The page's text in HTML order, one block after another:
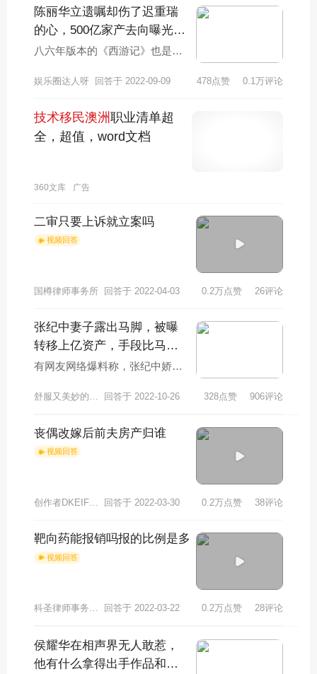
陈丽华立遗嘱却伤了迟重瑞
的心，500亿家产去向曝光，
究竟怎么了？
八六年版本的《西游记》也是很
为了经典。在当时出演《西游
娱乐圈达人呀 回答于 2022-09-09 478点赞 0.1万评论
技术移民澳洲职业清单超
全，超值，word文档
360文库 广告
二审只要上诉就立案吗
视频回答
国樽律师事务所 回答于 2022-04-03 0.2万点赞 26评论
张纪中妻子露出马脚，被曝
转移上亿资产，手段比马蓉
还要卑劣，咋回事？
有网友网络爆料称，张纪中娇妻
纪中的个人相关财产。该网友爆
舒服又美妙的菠萝蜜p 回答于 2022-10-26 328点赞 906评论
丧偶改嫁后前夫房产归谁
视频回答
创作者DKEIFHCB2312 回答于 2022-03-30 0.2万点赞 38评论
靶向药能报销吗报的比例是多
视频回答
科圣律师事务所谢律师 回答于 2022-03-22 0.2万点赞 28评论
侯耀华在相声界无人敢惹，
他有什么拿得出手作品和成